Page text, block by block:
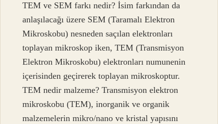
TEM ve SEM farkı nedir? İsim farkından da
anlaşılacağı üzere SEM (Taramalı Elektron
Mikroskobu) nesneden saçılan elektronları
toplayan mikroskop iken, TEM (Transmisyon
Elektron Mikroskobu) elektronları numunenin
içerisinden geçirerek toplayan mikroskoptur.
TEM nedir malzeme? Transmisyon elektron
mikroskobu (TEM), inorganik ve organik
malzemelerin mikro/nano ve kristal yapısını